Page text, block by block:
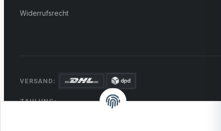
Widerrufsrecht
VERSAND:
ZAHLUNG: